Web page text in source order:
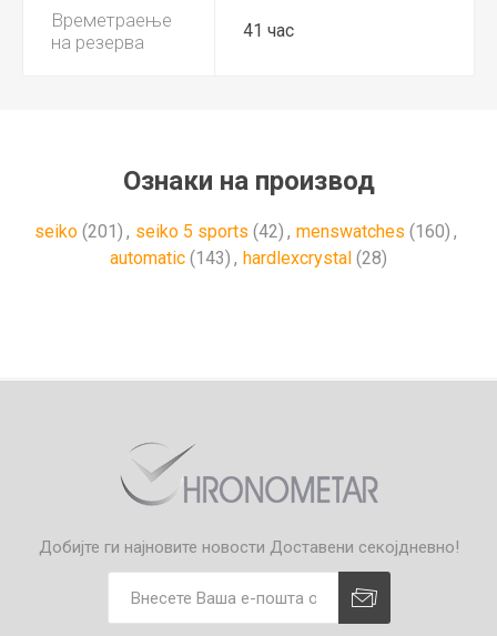
Времетраење
на резерва
41 час
Ознаки на производ
seiko (201) , seiko 5 sports (42) , menswatches (160) ,
automatic (143) , hardlexcrystal (28)
Добијте ги најновите новости Доставени секојдневно!